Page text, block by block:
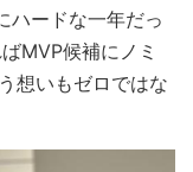
ハードな一年だっ
MVP候補にノミ
想いもゼロではな